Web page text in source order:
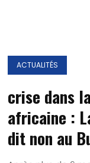
ACTUALITÉS
crise dans
africaine :
dit non au